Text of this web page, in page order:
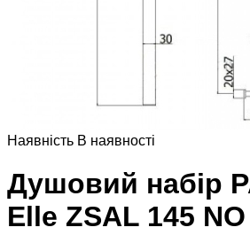
Наявнiсть В наявностi
Душовий набір
Elle ZSAL 145 NO